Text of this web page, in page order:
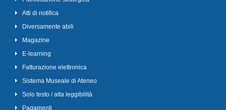
Atti di notifica
Diversamente abili
Magazine
E-learning
Fatturazione elettronica
Sistema Museale di Ateneo
Solo testo / alta leggibilità
Pagamenti